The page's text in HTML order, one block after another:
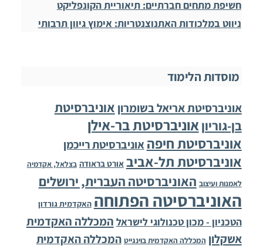
חשיפת מתחים חברתיים: תיאוריית הקונפליקט
ניווט במלכודות האתנוצנטריות: אימוץ גיוון תרבותי
מוסדות הלימוד
אוניברסיטת אריאל בשומרון אוניברסיטת
בן-גוריוןאוניברסיטת בר-אילן
אוניברסיטת חיפה אוניברסיטת רייכמן
אוניברסיטת תל-אביב אורט בראודה בצלאל, אקדמיה
לאמנות ועיצוב האוניברסיטה העברית, ירושלים
האוניברסיטה הפתוחה האקדמית גורדון
הטכניון - מכון טכנולוגי לישראל המכללה האקדמית
אשקלון המכללה האקדמית בוינגייט המכללה האקדמית